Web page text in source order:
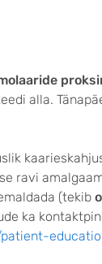
alla.
ravi
(tekib
ka